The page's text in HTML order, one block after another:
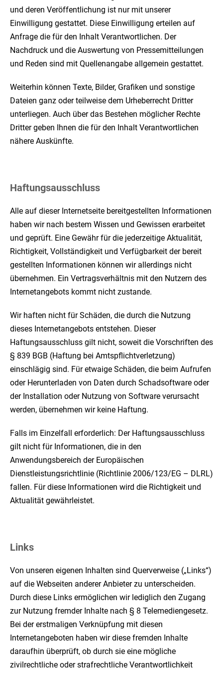
und deren Veröffentlichung ist nur mit unserer
Einwilligung gestattet. Diese Einwilligung erteilen auf
Anfrage die für den Inhalt Verantwortlichen. Der
Nachdruck und die Auswertung von Pressemitteilungen
und Reden sind mit Quellenangabe allgemein gestattet.
Weiterhin können Texte, Bilder, Grafiken und sonstige
Dateien ganz oder teilweise dem Urheberrecht Dritter
unterliegen. Auch über das Bestehen möglicher Rechte
Dritter geben Ihnen die für den Inhalt Verantwortlichen
nähere Auskünfte.
Haftungsausschluss
Alle auf dieser Internetseite bereitgestellten Informationen
haben wir nach bestem Wissen und Gewissen erarbeitet
und geprüft. Eine Gewähr für die jederzeitige Aktualität,
Richtigkeit, Vollständigkeit und Verfügbarkeit der bereit
gestellten Informationen können wir allerdings nicht
übernehmen. Ein Vertragsverhältnis mit den Nutzern des
Internetangebots kommt nicht zustande.
Wir haften nicht für Schäden, die durch die Nutzung
dieses Internetangebots entstehen. Dieser
Haftungsausschluss gilt nicht, soweit die Vorschriften des
§ 839 BGB (Haftung bei Amtspflichtverletzung)
einschlägig sind. Für etwaige Schäden, die beim Aufrufen
oder Herunterladen von Daten durch Schadsoftware oder
der Installation oder Nutzung von Software verursacht
werden, übernehmen wir keine Haftung.
Falls im Einzelfall erforderlich: Der Haftungsausschluss
gilt nicht für Informationen, die in den
Anwendungsbereich der Europäischen
Dienstleistungsrichtlinie (Richtlinie 2006/123/EG – DLRL)
fallen. Für diese Informationen wird die Richtigkeit und
Aktualität gewährleistet.
Links
Von unseren eigenen Inhalten sind Querverweise („Links“)
auf die Webseiten anderer Anbieter zu unterscheiden.
Durch diese Links ermöglichen wir lediglich den Zugang
zur Nutzung fremder Inhalte nach § 8 Telemediengesetz.
Bei der erstmaligen Verknüpfung mit diesen
Internetangeboten haben wir diese fremden Inhalte
daraufhin überprüft, ob durch sie eine mögliche
zivilrechtliche oder strafrechtliche Verantwortlichkeit